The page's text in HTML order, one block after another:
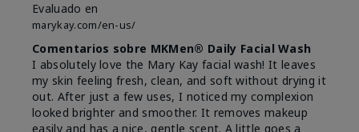
Evaluado en
marykay.com/en-us/
Comentarios sobre MKMen® Daily Facial Wash
I absolutely love the Mary Kay facial wash! It leaves
my skin feeling fresh, clean, and soft without drying it
out. After just a few uses, I noticed my complexion
looked brighter and smoother. It removes makeup
easily and has a nice, gentle scent. A little goes a